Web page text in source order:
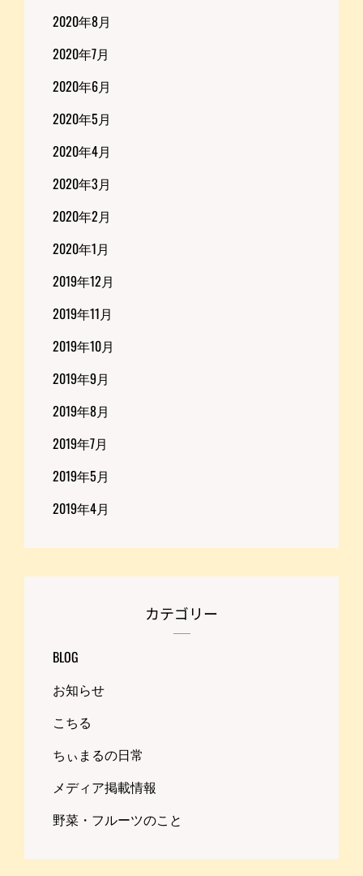
2020年8月
2020年7月
2020年6月
2020年5月
2020年4月
2020年3月
2020年2月
2020年1月
2019年12月
2019年11月
2019年10月
2019年9月
2019年8月
2019年7月
2019年5月
2019年4月
カテゴリー
BLOG
お知らせ
こちる
ちぃまるの日常
メディア掲載情報
野菜・フルーツのこと